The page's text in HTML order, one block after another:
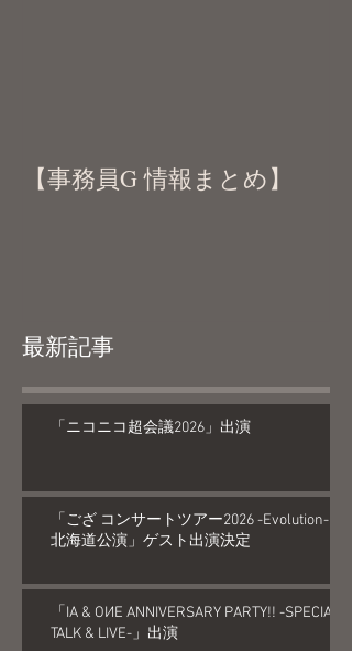
【事務員G 情報まとめ】
最新記事
「ニコニコ超会議2026」出演
「ござ コンサートツアー2026 -Evolution-
北海道公演」ゲスト出演決定
「IA & OИE ANNIVERSARY PARTY!! -SPECIAL
TALK & LIVE-」出演